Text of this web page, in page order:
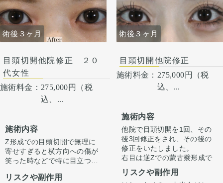
術後３ヶ月
目頭切開他院修正 ２０
代女性
施術料金： 275,000円（税
込、...
施術内容
Z形成での目頭切開で無理に
寄せすぎると横方向への傷が
笑った時などで特に目立つこ
逆Zで傷の流れを自然な向き
リスクや副作用
術後３ヶ月
目頭切開他院修正
施術料金： 275,000円（税
込、...
施術内容
他院で目頭切開を1回、その
後3回修正をされ、その後の
修正をいたしました。
右目は逆Zでの蒙古襞形成で
狭くし、右目はZ形成での目
頭切開で広げ左右差を修正し
リスクや副作用